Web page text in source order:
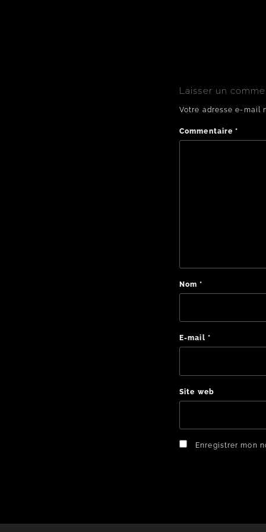
Laisser un
Votre adresse e-mail
Commentaire*
Nom*
E-mail *
Site web
Enregistrer mon